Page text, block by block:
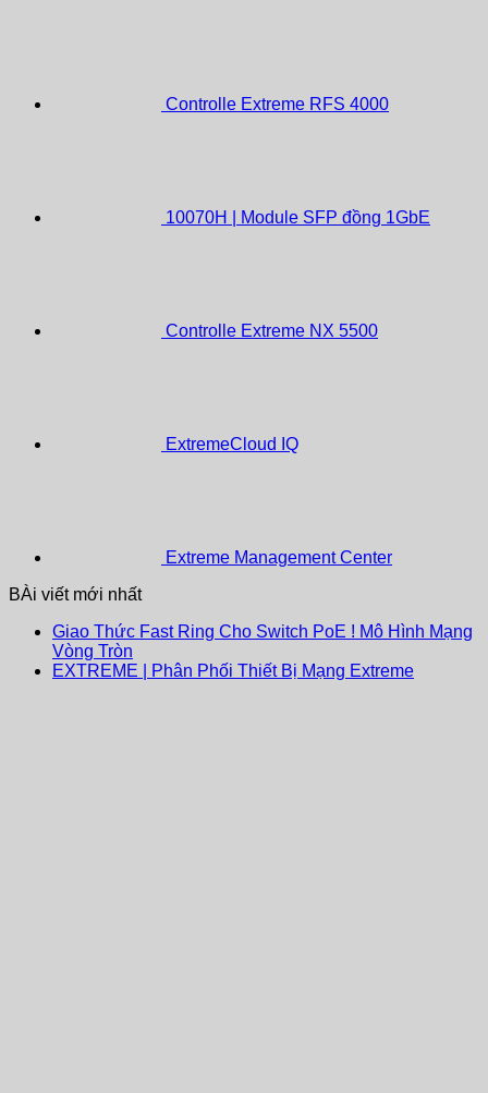
Controlle Extreme RFS 4000
10070H | Module SFP đồng 1GbE
Controlle Extreme NX 5500
ExtremeCloud IQ
Extreme Management Center
BÀi viết mới nhất
Giao Thức Fast Ring Cho Switch PoE ! Mô Hình Mạng
Vòng Tròn
EXTREME | Phân Phối Thiết Bị Mạng Extreme